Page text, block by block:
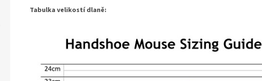
Tabulka velikostí dlaně: